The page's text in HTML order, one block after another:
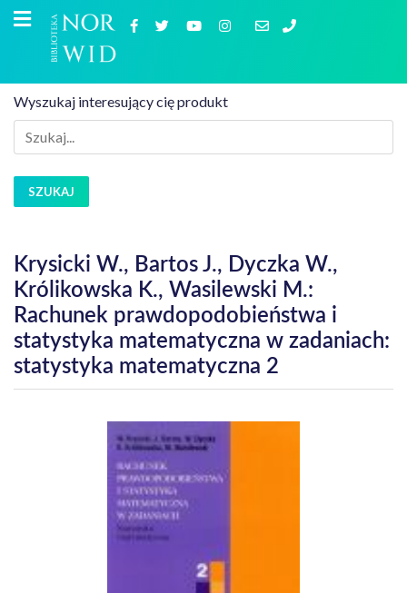
Wyszukaj interesujący cię produkt
SZUKAJ
Krysicki W., Bartos J., Dyczka W.,
Królikowska K., Wasilewski M.:
Rachunek prawdopodobieństwa i
statystyka matematyczna w zadaniach:
statystyka matematyczna 2